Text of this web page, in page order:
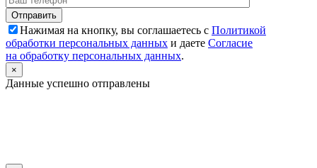
Нажимая на кнопку, вы соглашаетесь с Политикой
обработки персональных данных и даете Согласие
на обработку персональных данных.
×
Данные успешно отправлены